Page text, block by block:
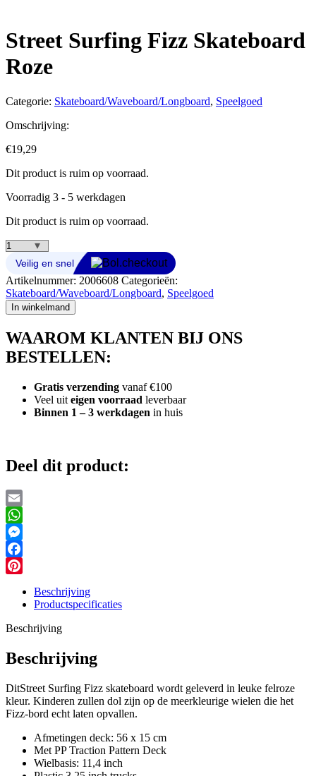
Street Surfing Fizz Skateboard
Roze
Categorie: Skateboard/Waveboard/Longboard, Speelgoed
Omschrijving:
€19,29
Dit product is ruim op voorraad.
Voorradig 3 - 5 werkdagen
Dit product is ruim op voorraad.
Street
Surfing
Fizz
Skateboard
Roze
aantal
Artikelnummer: 2006608 Categorieën:
Skateboard/Waveboard/Longboard, Speelgoed
In winkelmand
WAAROM KLANTEN BIJ ONS
BESTELLEN:
Gratis verzending vanaf €100
Veel uit eigen voorraad leverbaar
Binnen 1 – 3 werkdagen in huis
Deel dit product:
Email
WhatsApp
Messenger
Facebook
Beschrijving
Productspecificaties
Beschrijving
Beschrijving
DitStreet Surfing Fizz skateboard wordt geleverd in leuke felroze
kleur. Kinderen zullen dol zijn op de meerkleurige wielen die het
Fizz-bord echt laten opvallen.
Afmetingen deck: 56 x 15 cm
Met PP Traction Pattern Deck
Wielbasis: 11,4 inch